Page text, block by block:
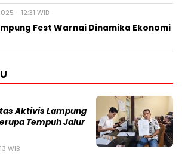
- 12:31 WIB
Fest Warnai Dinamika Ekonomi
Aktivis Lampung
Tempuh Jalur
WIB